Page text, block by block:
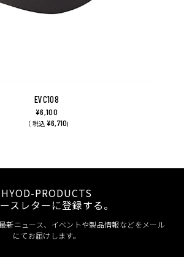
EVC108
¥6,100
（ 税込 ¥6,710)
HYOD-PRODUCTS
スレターに登録する。
新ニュース、イベントや製品情報などをメール
にてお届けします。